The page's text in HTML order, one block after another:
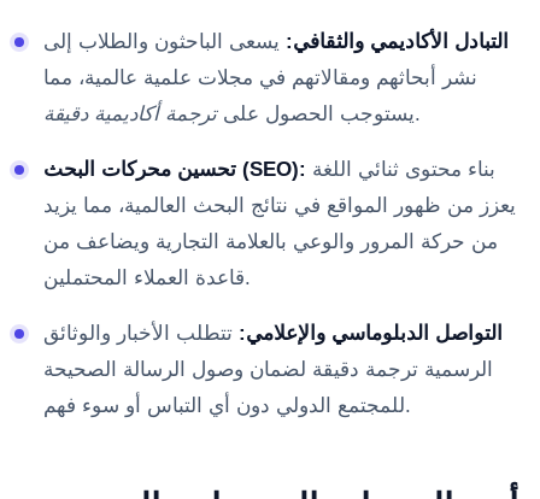
التبادل الأكاديمي والثقافي: يسعى الباحثون والطلاب إلى
نشر أبحاثهم ومقالاتهم في مجلات علمية عالمية، مما
يستوجب الحصول علىترجمة أكاديمية دقيقة .
تحسين محركات البحث (SEO):
يعزز من ظهور المواقع في نتائج البحث العالمية، مما يزيد
من حركة المرور والوعي بالعلامة التجارية ويضاعف من
قاعدة العملاء المحتملين.
التواصل الدبلوماسي والإعلامي: تتطلب الأخبار والوثائق
الرسمية ترجمة دقيقة لضمان وصول الرسالة الصحيحة
للمجتمع الدولي دون أي التباس أو سوء فهم.